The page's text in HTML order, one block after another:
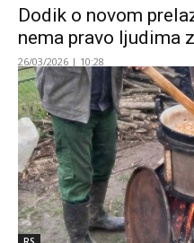
Dodik o novom
nema pravo ljudima
26/03/2026 | 10:28